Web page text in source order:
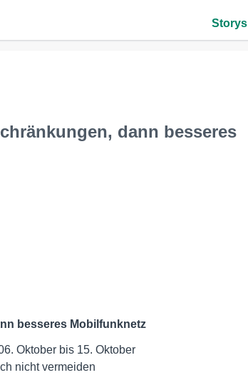
Storys
dann besseres
besseres Mobilfunknetz
Oktober bis 15. Oktober
nicht vermeiden